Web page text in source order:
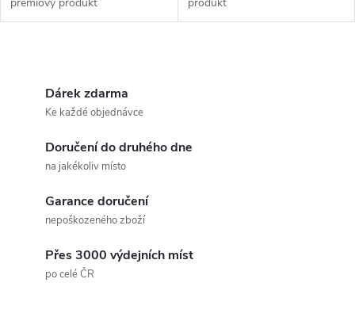
prémiový produkt
produkt
Dárek zdarma
Ke každé objednávce
Doručení do druhého dne
na jakékoliv místo
Garance doručení
nepoškozeného zboží
Přes 3000 výdejních míst
po celé ČR